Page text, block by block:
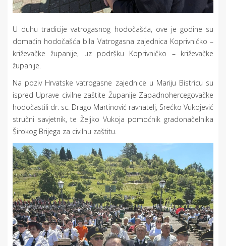
U duhu tradicije vatrogasnog hodočašća, ove je godine su
domaćin hodočašća bila Vatrogasna zajednica Koprivničko –
križevačke županije, uz podršku Koprivničko – križevačke
županije.
Na poziv Hrvatske vatrogasne zajednice u Mariju Bistricu su
ispred Uprave civilne zaštite Županije Zapadnohercegovačke
hodočastili dr. sc. Drago Martinović ravnatelj, Srećko Vukojević
stručni savjetnik, te Željko Vukoja pomoćnik gradonačelnika
Širokog Brijega za civilnu zaštitu.